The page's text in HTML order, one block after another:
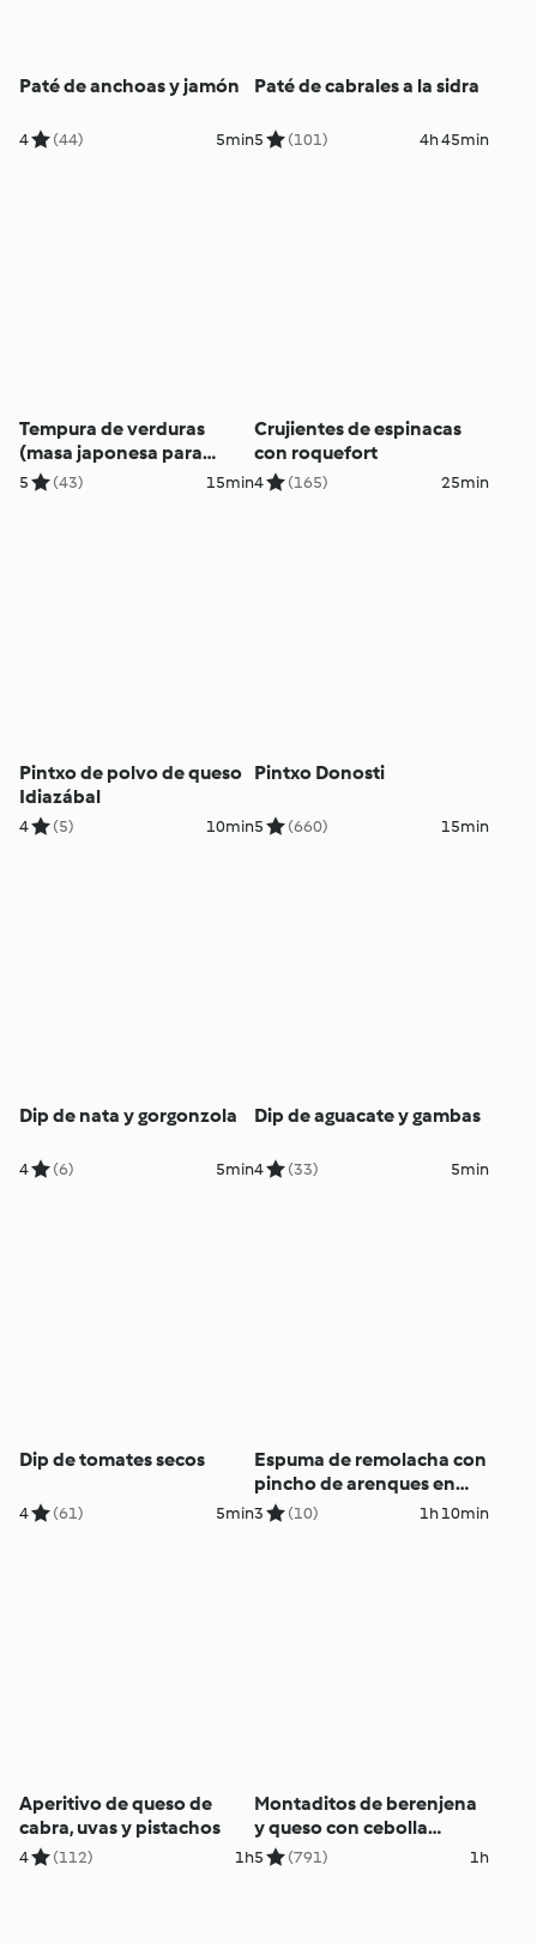
Paté de anchoas y jamón
4 (44) 5min
Paté de cabrales a la sidra
5 (101) 4h 45min
Tempura de verduras
(masa japonesa para
rebozar)
5 (43) 15min
Crujientes de espinacas
con roquefort
4 (165) 25min
Pintxo de polvo de queso
Idiazábal
4 (5) 10min
Pintxo Donosti
5 (660) 15min
Dip de nata y gorgonzola
4 (6) 5min
Dip de aguacate y gambas
4 (33) 5min
Dip de tomates secos
4 (61) 5min
Espuma de remolacha con
pincho de arenques en
vinagre
3 (10) 1h 10min
Aperitivo de queso de
cabra, uvas y pistachos
4 (112) 1h
Montaditos de berenjena
y queso con cebolla
caramelizada
5 (791) 1h